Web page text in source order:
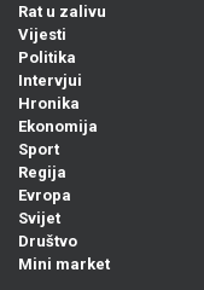
Rat u zalivu
Vijesti
Politika
Intervjui
Hronika
Ekonomija
Sport
Regija
Evropa
Svijet
Društvo
Mini market